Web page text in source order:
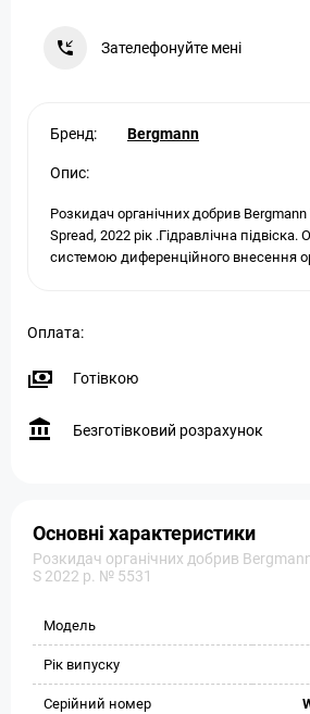
Зателефонуйте мені
Бренд: Bergmann
Опис:
Розкидач органічних добрив Bergmann
Spread, 2022 рік .Гідравлічна
системою диференційного внесення
Оплата:
Готівкою
Безготівковий розрахунок
Основні характеристики
Розкидач органічних добрив
S 2022 р. № 5531
Модель
Рік випуску
Серійний номер